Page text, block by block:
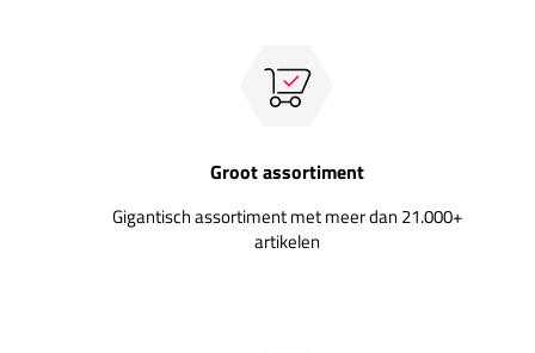
Groot assortiment
Gigantisch assortiment met meer dan 21.000+
artikelen